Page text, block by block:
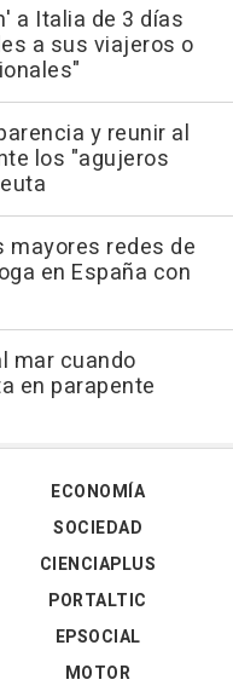
a Italia de 3 días
a sus viajeros o
y reunir al
los "agujeros
mayores redes de
en España con
mar cuando
en parapente
ECONOMÍA
SOCIEDAD
CIENCIAPLUS
PORTALTIC
EPSOCIAL
MOTOR